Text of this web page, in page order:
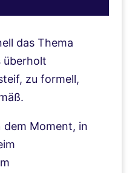
das Thema
überholt
zu formell,
dem Moment, in